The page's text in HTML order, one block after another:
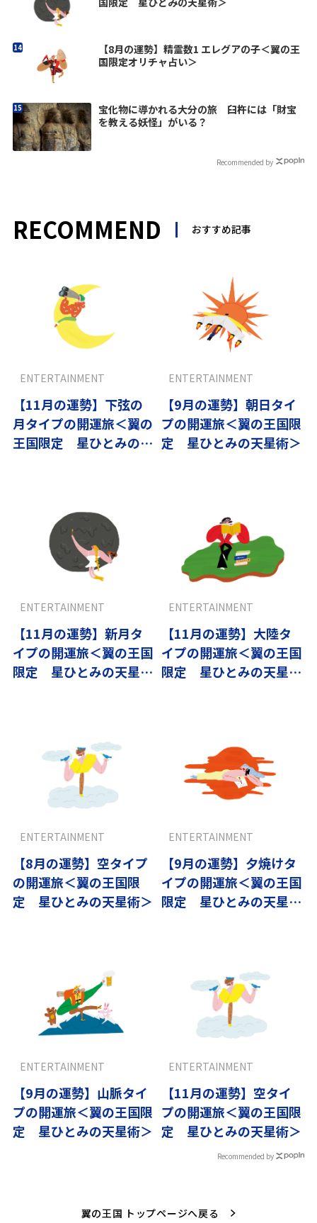
【8月の運勢】精霊数1 エレグアの子＜翼の王
国限定オリチャ占い＞
宝化物に導かれる大分の旅 臼杵には「財宝
を教える妖怪」がいる？
Recommended by
RECOMMEND おすすめ記事
【11月の運勢】下弦の
月タイプの開運旅＜翼の
王国限定 星ひとみの天
ENTERTAINMENT
【9月の運勢】朝日タイ
プの開運旅＜翼の王国限
定 星ひとみの天星術＞
ENTERTAINMENT
【11月の運勢】新月タ
イプの開運旅＜翼の王国
限定 星ひとみの天星術
ENTERTAINMENT
【11月の運勢】大陸タ
イプの開運旅＜翼の王国
限定 星ひとみの天星術
ENTERTAINMENT
【8月の運勢】空タイプ
の開運旅＜翼の王国限
定 星ひとみの天星術＞
ENTERTAINMENT
【9月の運勢】夕焼けタ
イプの開運旅＜翼の王国
限定 星ひとみの天星術
ENTERTAINMENT
【9月の運勢】山脈タイ
プの開運旅＜翼の王国限
定 星ひとみの天星術＞
ENTERTAINMENT
【11月の運勢】空タイ
プの開運旅＜翼の王国限
定 星ひとみの天星術＞
ENTERTAINMENT
Recommended by
翼の王国 トップページへ戻る